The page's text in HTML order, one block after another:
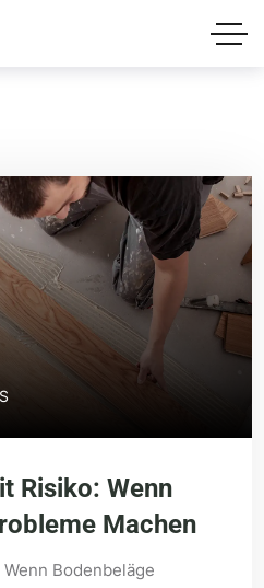
Risiko: Wenn
Machen
Bodenbeläge